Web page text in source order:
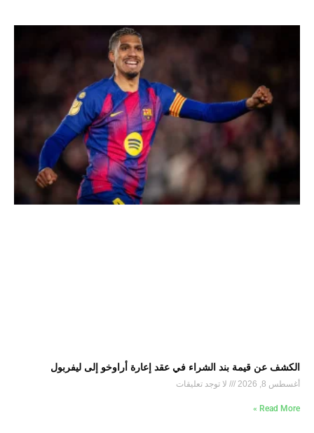
الكشف عن قيمة بند الشراء في عقد إعارة أراوخو إلى ليفربول
أغسطس 8, 2026 لا توجد تعليقات
Read More »